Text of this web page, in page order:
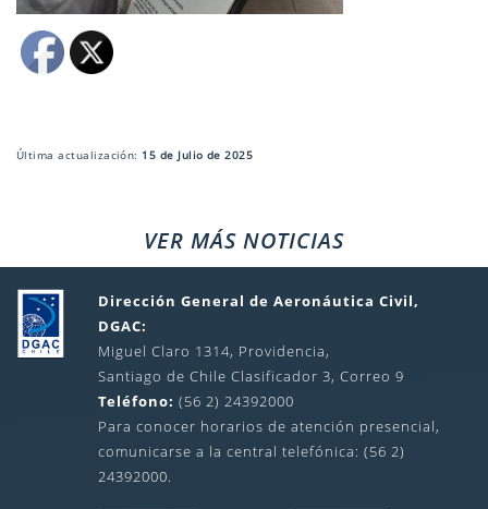
Última actualización: 15 de Julio de 2025
VER MÁS NOTICIAS
Dirección General de Aeronáutica Civil,
DGAC:
Miguel Claro 1314, Providencia,
Santiago de Chile Clasificador 3, Correo 9
Teléfono: (56 2) 24392000
Para conocer horarios de atención presencial,
comunicarse a la central telefónica: (56 2)
24392000.